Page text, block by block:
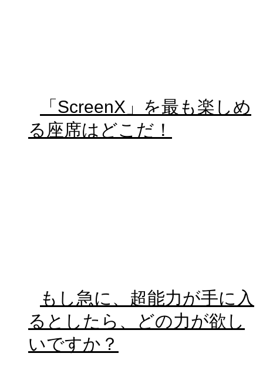
「ScreenX」を最も楽しめ
る座席はどこだ！
もし急に、超能力が手に入
るとしたら、どの力が欲し
いですか？